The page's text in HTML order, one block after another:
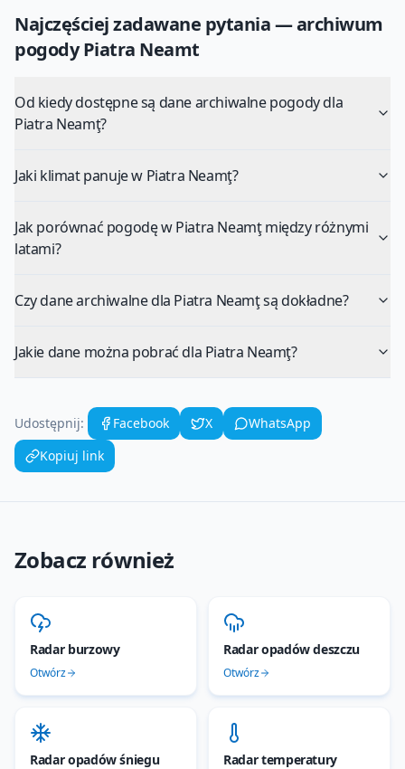
Najczęściej zadawane pytania — archiwum
pogodyPiatra Neamt
Od kiedy dostępne są dane archiwalne pogody dla
Piatra Neamţ?
Jaki klimat panuje w Piatra Neamţ?
Jak porównać pogodę w Piatra Neamţ między różnymi
latami?
Czy dane archiwalne dla Piatra Neamţ są dokładne?
Jakie dane można pobrać dla Piatra Neamţ?
Udostępnij: Facebook X
WhatsApp
Kopiuj link
Zobacz również
Radar burzowy
Otwórz
Radar opadów deszczu
Otwórz
Radar opadów śniegu Radar temperatury